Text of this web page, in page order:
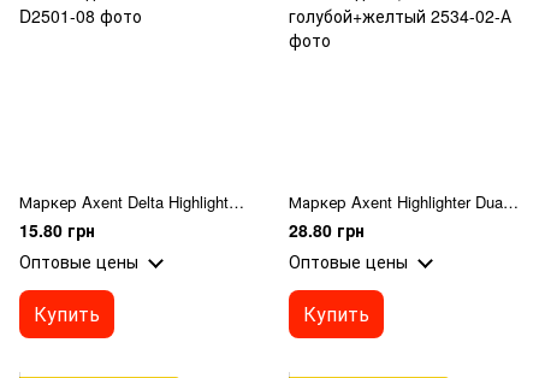
Маркер Axent Delta Highlighter D2501-08, 1-5 мм, клиновидный жёлтый
15.80 грн
Оптовые цены
Купить
Маркер Axent Highlighter Dual 2534-02-A, 2-4 мм, клиновидный, голубой+желтый
28.80 грн
Оптовые цены
Купить